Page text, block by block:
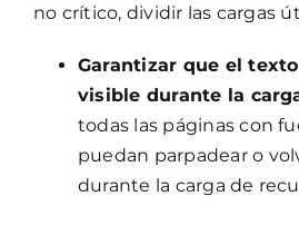
no crítico, dividir las cargas
Garantizar que el
visible durante la
todas las páginas con
puedan parpadear o
durante la carga de